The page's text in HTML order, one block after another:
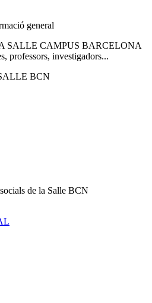
general
SALLE CAMPUS BARCELONA
professors, investigadors...
BCN
de la Salle BCN